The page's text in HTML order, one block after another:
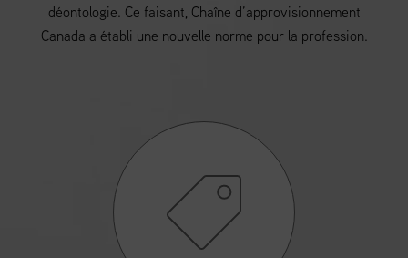
déontologie. Ce faisant, Chaîne d’approvisionnement
Canada a établi une nouvelle norme pour la profession.